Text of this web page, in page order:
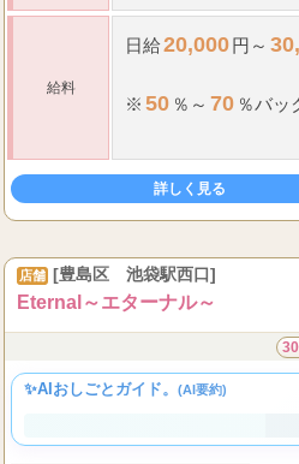
給料
日給20,000円～
※ 50 ％～ 70 ％バッ
※当社規定の最低保
詳しく見る
店舗 [豊島区 池袋駅西口]
Eternal～エターナル～
✨AIおしごとガイド。 (AI要約)